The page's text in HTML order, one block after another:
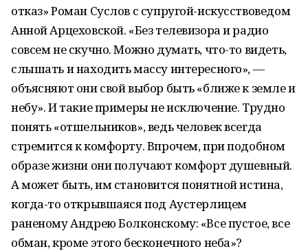
отказ» Роман Суслов с супругой-искусствоведом
Анной Арцеховской. «Без телевизора и радио
совсем не скучно. Можно думать, что-то видеть,
слышать и находить массу интересного», —
объясняют они свой выбор быть «ближе к земле и
небу». И такие примеры не исключение. Трудно
понять «отшельников», ведь человек всегда
стремится к комфорту. Впрочем, при подобном
образе жизни они получают комфорт душевный.
А может быть, им становится понятной истина,
когда-то открывшаяся под Аустерлицем
раненому Андрею Болконскому: «Все пустое, все
обман, кроме этого бесконечного неба»?